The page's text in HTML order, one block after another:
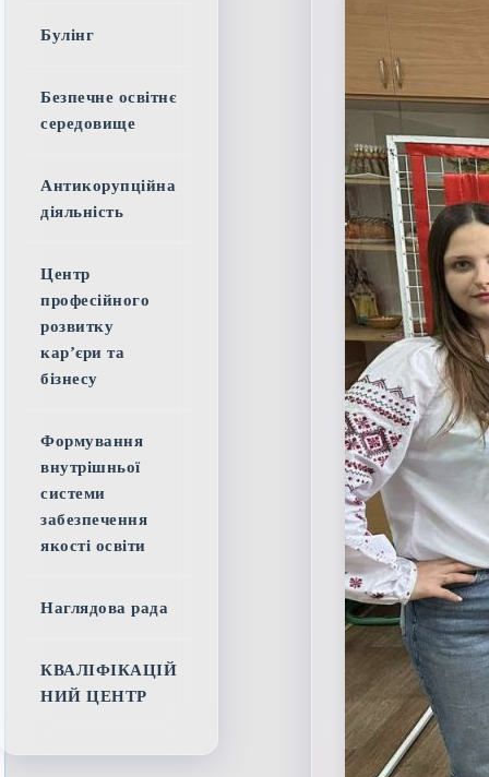
Булінг
Безпечне освітнє
середовище
Антикорупційна
діяльність
Центр
професійного
розвитку
кар’єри та
бізнесу
Формування
внутрішньої
системи
забезпечення
якості освіти
Наглядова рада
КВАЛІФІКАЦІЙ
НИЙ ЦЕНТР